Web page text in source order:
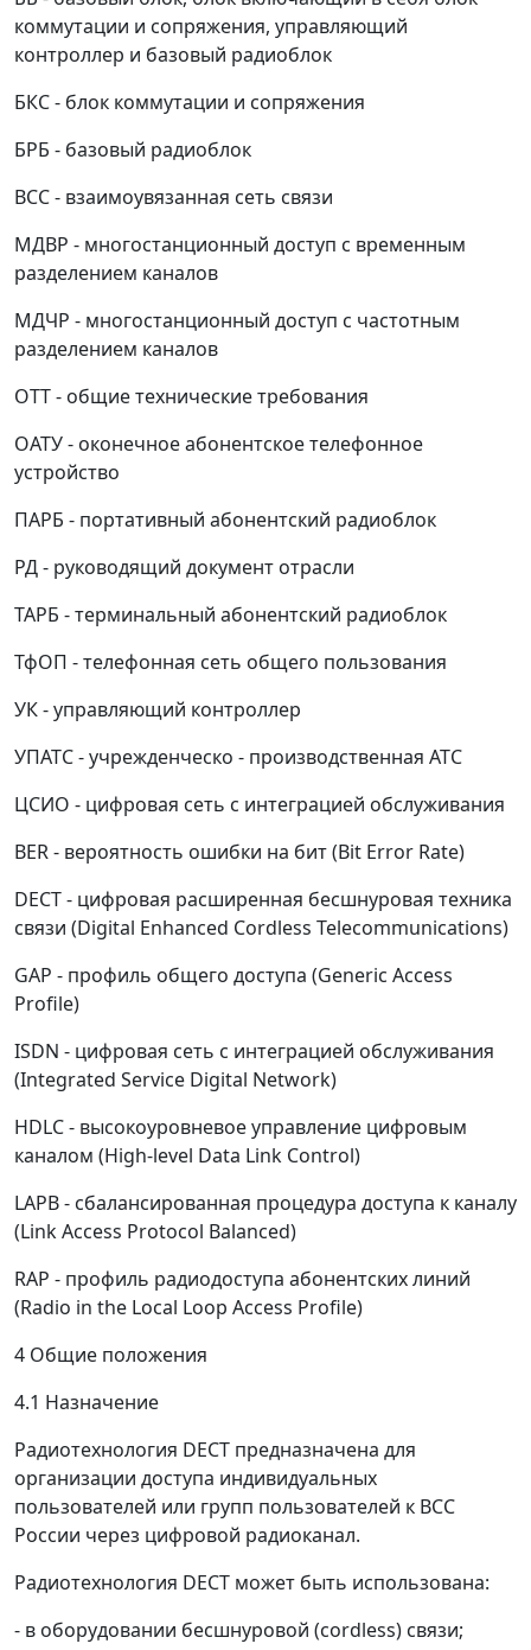
коммутации и сопряжения, управляющий
контроллер и базовый радиоблок
БКС - блок коммутации и сопряжения
БРБ - базовый радиоблок
ВСС - взаимоувязанная сеть связи
МДВР - многостанционный доступ с временным
разделением каналов
МДЧР - многостанционный доступ с частотным
разделением каналов
ОТТ - общие технические требования
ОАТУ - оконечное абонентское телефонное
устройство
ПАРБ - портативный абонентский радиоблок
РД - руководящий документ отрасли
ТАРБ - терминальный абонентский радиоблок
ТфОП - телефонная сеть общего пользования
УК - управляющий контроллер
УПАТС - учрежденческо - производственная АТС
ЦСИО - цифровая сеть с интеграцией обслуживания
BER - вероятность ошибки на бит (Bit Error Rate)
DECT - цифровая расширенная бесшнуровая техника
связи (Digital Enhanced Cordless Telecommunications)
GAP - профиль общего доступа (Generic Access
Profile)
ISDN - цифровая сеть с интеграцией обслуживания
(Integrated Service Digital Network)
HDLC - высокоуровневое управление цифровым
каналом (High-level Data Link Control)
LAPB - сбалансированная процедура доступа к каналу
(Link Access Protocol Balanced)
RAP - профиль радиодоступа абонентских линий
(Radio in the Local Loop Access Profile)
4 Общие положения
4.1 Назначение
Радиотехнология DECT предназначена для
организации доступа индивидуальных
пользователей или групп пользователей к ВСС
России через цифровой радиоканал.
Радиотехнология DECT может быть использована:
- в оборудовании бесшнуровой (cordless) связи;